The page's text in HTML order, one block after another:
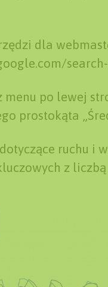
dla
po lewej
prostokąta
ruchu i
z